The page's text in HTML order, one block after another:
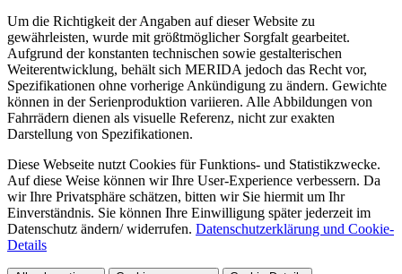
Um die Richtigkeit der Angaben auf dieser Website zu
gewährleisten, wurde mit größtmöglicher Sorgfalt gearbeitet.
Aufgrund der konstanten technischen sowie gestalterischen
Weiterentwicklung, behält sich MERIDA jedoch das Recht vor,
Spezifikationen ohne vorherige Ankündigung zu ändern. Gewichte
können in der Serienproduktion variieren. Alle Abbildungen von
Fahrrädern dienen als visuelle Referenz, nicht zur exakten
Darstellung von Spezifikationen.
Diese Webseite nutzt Cookies für Funktions- und Statistikzwecke.
Auf diese Weise können wir Ihre User-Experience verbessern. Da
wir Ihre Privatsphäre schätzen, bitten wir Sie hiermit um Ihr
Einverständnis. Sie können Ihre Einwilligung später jederzeit im
Datenschutz ändern/ widerrufen. Datenschutzerklärung und Cookie-
Details